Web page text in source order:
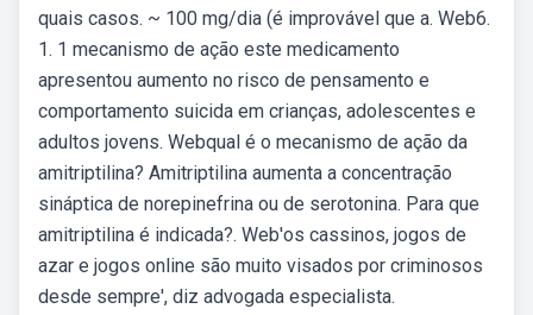
quais casos. ~ 100 mg/dia (é improvável que a. Web6.
1. 1 mecanismo de ação este medicamento
apresentou aumento no risco de pensamento e
comportamento suicida em crianças, adolescentes e
adultos jovens. Webqual é o mecanismo de ação da
amitriptilina? Amitriptilina aumenta a concentração
sináptica de norepinefrina ou de serotonina. Para que
amitriptilina é indicada?. Web'os cassinos, jogos de
azar e jogos online são muito visados por criminosos
desde sempre', diz advogada especialista.